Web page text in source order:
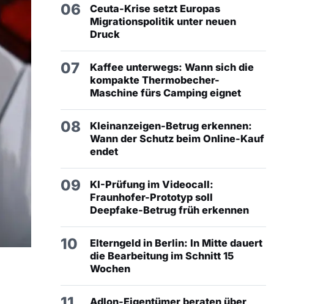
06
Ceuta-Krise setzt Europas
Migrationspolitik unter neuen
Druck
07
Kaffee unterwegs: Wann sich die
kompakte Thermobecher-
Maschine fürs Camping eignet
08
Kleinanzeigen-Betrug erkennen:
Wann der Schutz beim Online-Kauf
endet
09
KI-Prüfung im Videocall:
Fraunhofer-Prototyp soll
Deepfake-Betrug früh erkennen
10
Elterngeld in Berlin: In Mitte dauert
die Bearbeitung im Schnitt 15
Wochen